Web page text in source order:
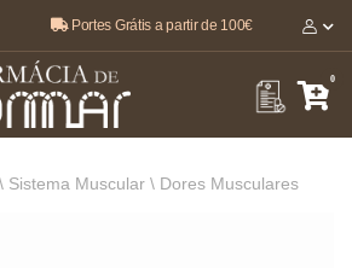
Portes Grátis a partir de 100€
0
Sistema Muscular \ Dores Musculares